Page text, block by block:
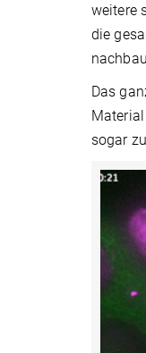
weitere
die
Das
sogar